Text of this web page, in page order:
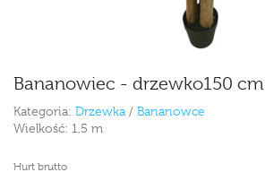
Bananowiec - drzewko150 cm
Kategoria: Drzewka/ Bananowce
Wielkość: 1,5 m
Hurt brutto